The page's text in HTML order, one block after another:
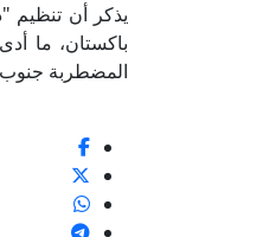
يذكر أن
المضطربة